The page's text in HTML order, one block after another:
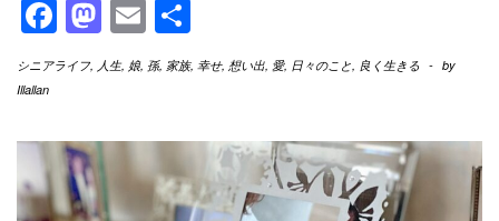
Facebook
Mastodon
Email
有
シニアライフ, 人生, 娘, 孫, 家族, 幸せ, 想い出, 愛, 日々のこと, 良く生きる - by
Illallan